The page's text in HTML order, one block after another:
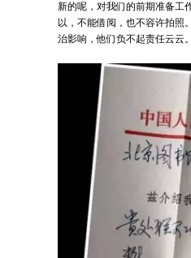
新的呢，对我们的前期准备工
以，不能借阅，也不容许拍照
治影响，他们负不起责任云云